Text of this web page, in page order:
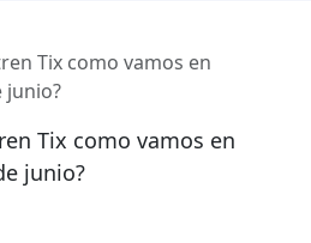
Tix como vamos en
junio?
Tix como vamos en
junio?